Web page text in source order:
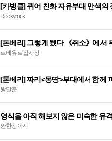
Rockyrock
[톤베리] 그렇게 됐다 《취소》에서
르베유르'집사장
왕달춘
영식을 아직 해보지 않은 미숙한 유
짠한강아지